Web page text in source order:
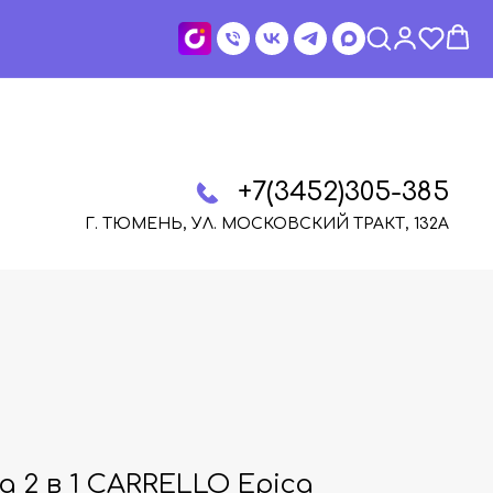
+7(3452)305-385
Г. ТЮМЕНЬ, УЛ. МОСКОВСКИЙ ТРАКТ, 132А
2 в 1 CARRELLO Epica